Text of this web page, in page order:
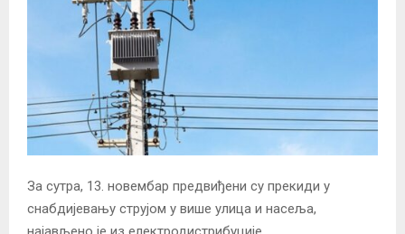
За сутра, 13. новембар предвиђени су прекиди у
снабдијевању струјом у више улица и насеља,